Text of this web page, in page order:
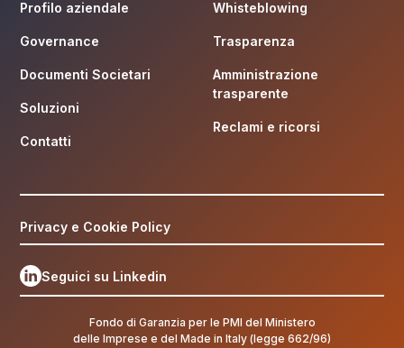
Profilo aziendale
Governance
Documenti Societari
Soluzioni
Contatti
Whisteblowing
Trasparenza
Amministrazione
trasparente
Reclami e ricorsi
Privacy e Cookie Policy
Seguici su Linkedin
Fondo di Garanzia per le PMI del Ministero
delle Imprese e del Made in Italy (legge 662/96)